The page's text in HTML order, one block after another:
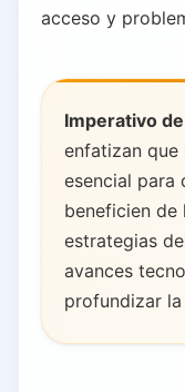
acceso y
Imperativo
enfatizan que
esencial para
beneficien de
estrategias
avances
profundizar